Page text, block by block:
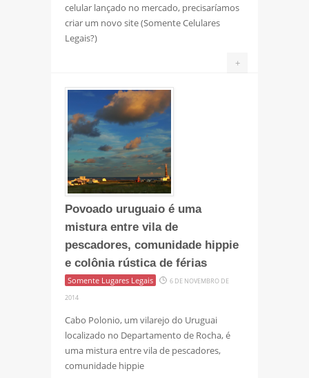
celular lançado no mercado, precisaríamos
criar um novo site (Somente Celulares
Legais?)
+
Povoado uruguaio é uma
mistura entre vila de
pescadores, comunidade hippie
e colônia rústica de férias
Somente Lugares Legais
6 DE NOVEMBRO DE
2014
Cabo Polonio, um vilarejo do Uruguai
localizado no Departamento de Rocha, é
uma mistura entre vila de pescadores,
comunidade hippie